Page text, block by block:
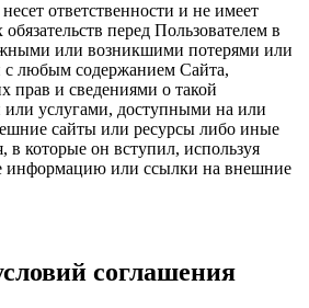
ответственности и не имеет
перед Пользователем в
или возникшими потерями или
любым содержанием Сайта,
прав и сведениями о такой
или услугами, доступными на или
сайты или ресурсы либо иные
в которые он вступил, используя
информацию или ссылки на внешние
соглашения